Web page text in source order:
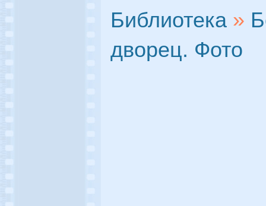
Библиотека »
дворец. Фото